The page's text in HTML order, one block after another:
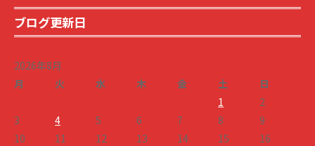
ブログ更新日
2026年8月
月
火 水 木 金 土
日
1
2
3
4 5 6 7 8
9
10
11 12 13 14 15
16